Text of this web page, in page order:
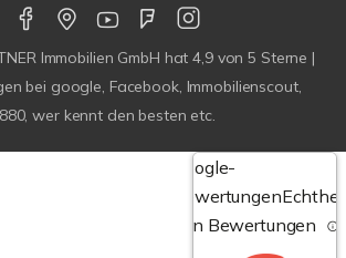
Immobilien GmbH hat4,9von5 Sterne |
bei google, Facebook, Immobilienscout,
wer kennt den besten etc.
Google-
Bewertungen
von Bewertungen